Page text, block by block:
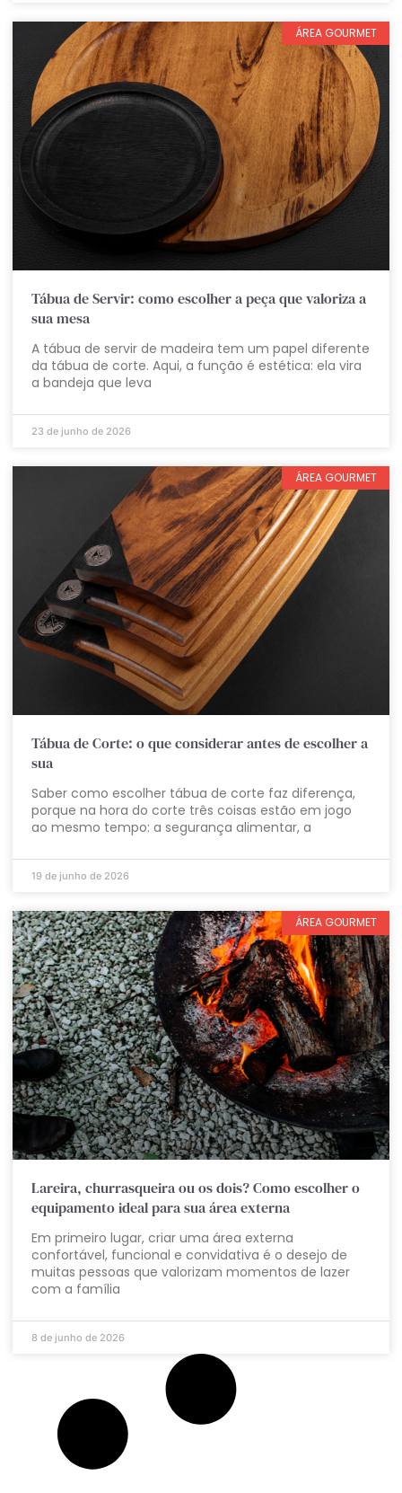
ÁREA GOURMET
Tábua de Servir: como escolher a peça que valoriza a
sua mesa
A tábua de servir de madeira tem um papel diferente
da tábua de corte. Aqui, a função é estética: ela vira
a bandeja que leva
23 de junho de 2026
ÁREA GOURMET
Tábua de Corte: o que considerar antes de escolher a
sua
Saber como escolher tábua de corte faz diferença,
porque na hora do corte três coisas estão em jogo
ao mesmo tempo: a segurança alimentar, a
19 de junho de 2026
ÁREA GOURMET
Lareira, churrasqueira ou os dois? Como escolher o
equipamento ideal para sua área externa
Em primeiro lugar, criar uma área externa
confortável, funcional e convidativa é o desejo de
muitas pessoas que valorizam momentos de lazer
com a família
8 de junho de 2026